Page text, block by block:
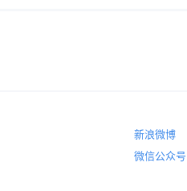
新浪微博
微信公众号